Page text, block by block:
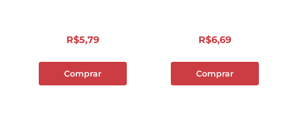
R$5,79
Comprar
R$6,69
Comprar